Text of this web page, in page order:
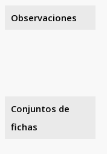
Observaciones
Conjuntos de
fichas